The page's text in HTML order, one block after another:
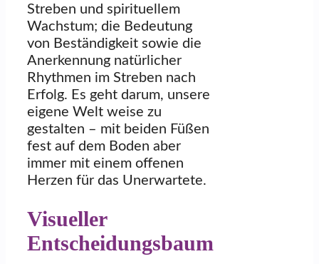
Streben und spirituellem
Wachstum; die Bedeutung
von Beständigkeit sowie die
Anerkennung natürlicher
Rhythmen im Streben nach
Erfolg. Es geht darum, unsere
eigene Welt weise zu
gestalten – mit beiden Füßen
fest auf dem Boden aber
immer mit einem offenen
Herzen für das Unerwartete.
Visueller
Entscheidungsbaum